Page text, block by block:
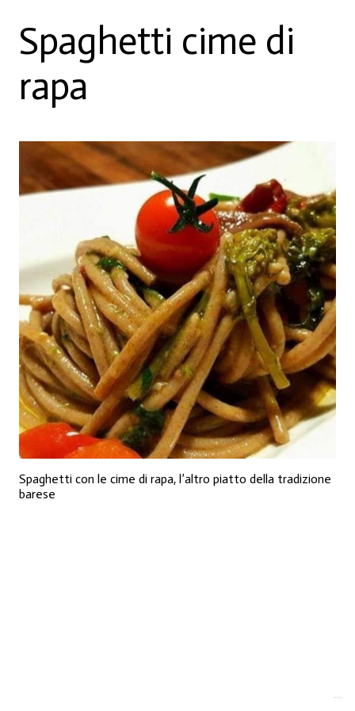
Spaghetti cime di
rapa
Spaghetti con le cime di rapa, l’altro piatto della tradizione
barese